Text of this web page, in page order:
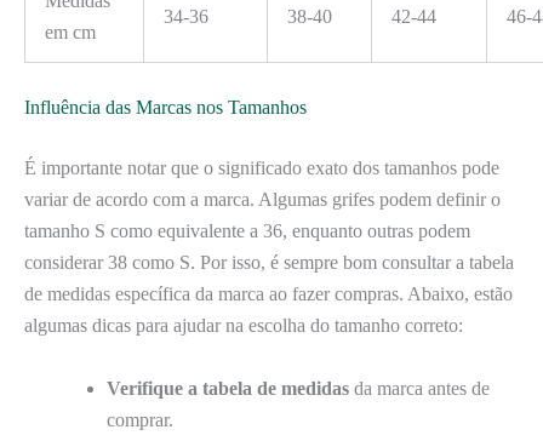
em cm
34-36 38-40 42-44 46-
Influência das Marcas nos Tamanhos
É importante notar que o significado exato dos tamanhos pode
variar de acordo com a marca. Algumas grifes podem definir o
tamanho S como equivalente a 36, enquanto outras podem
considerar 38 como S. Por isso, é sempre bom consultar a tabela
de medidas específica da marca ao fazer compras. Abaixo, estão
algumas dicas para ajudar na escolha do tamanho correto:
Verifique a tabela de medidas da marca antes de
comprar.